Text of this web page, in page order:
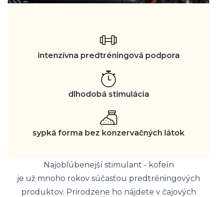
intenzívna predtréningová podpora
dlhodobá stimulácia
sypká forma bez konzervačných látok
Najobľúbenejší stimulant - kofeín
je už mnoho rokov súčasťou predtréningových
produktov. Prirodzene ho nájdete v čajových